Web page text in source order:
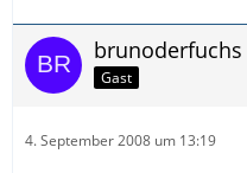
brunoderfuchs
Gast
4. September 2008 um 13:19